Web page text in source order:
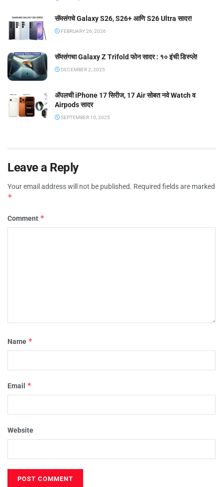
सॅमसंगचे Galaxy S26, S26+ आणि S26 Ultra सादर!
FEBRUARY 26, 2026
सॅमसंगचा Galaxy Z Trifold फोन सादर : १० इंची डिस्प्ले!
DECEMBER 2, 2025
ॲपलची iPhone 17 सिरीज, 17 Air सोबत नवे Watch व
Airpods सादर
SEPTEMBER 10, 2025
Leave a Reply
Your email address will not be published. Required fields are marked
*
Comment *
Name *
Email *
Website